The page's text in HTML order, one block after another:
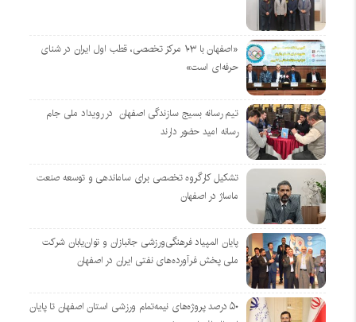
«اصفهان با ۱۰۳ مرکز تخصصی، قطب اول ایران در شنای
حرفه‌ای است»
تیم رسانه بسیج سازندگی اصفهان در رویداد ملی جام
رسانه امید حضور دارند
تشکیل کارگروه تخصصی برای ساماندهی و توسعه صنعت
ماساژ در اصفهان
پایان المپیاد فرهنگی‌ورزشی جانبازان و توان‌یابان شرکت
ملی پخش فرآورده‌های نفتی ایران در اصفهان
۵۰ درصد پروژه‌های نیمه‌تمام ورزشی استان اصفهان تا پایان